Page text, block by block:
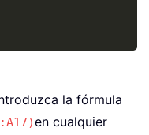
la fórmula
en cualquier